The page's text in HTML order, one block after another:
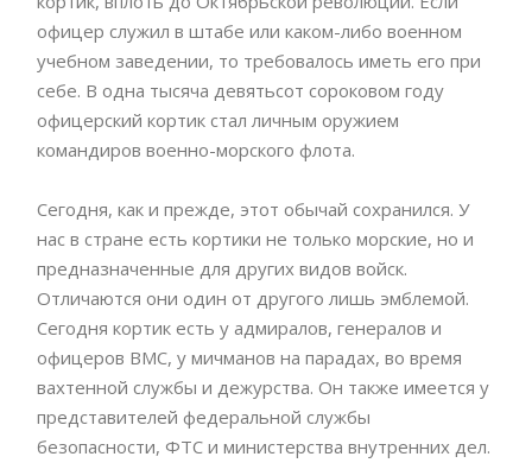
офицер служил в штабе или каком-либо военном
учебном заведении, то требовалось иметь его при
себе. В одна тысяча девятьсот сороковом году
офицерский кортик стал личным оружием
командиров военно-морского флота.
Сегодня, как и прежде, этот обычай сохранился. У
нас в стране есть кортики не только морские, но и
предназначенные для других видов войск.
Отличаются они один от другого лишь эмблемой.
Сегодня кортик есть у адмиралов, генералов и
офицеров ВМС, у мичманов на парадах, во время
вахтенной службы и дежурства. Он также имеется у
представителей федеральной службы
безопасности, ФТС и министерства внутренних дел.